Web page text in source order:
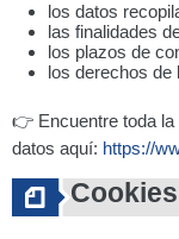
los datos
las finalidades
los plazos de
los derechos de
👉 Encuentre toda la
datos aquí: https://
Cookies